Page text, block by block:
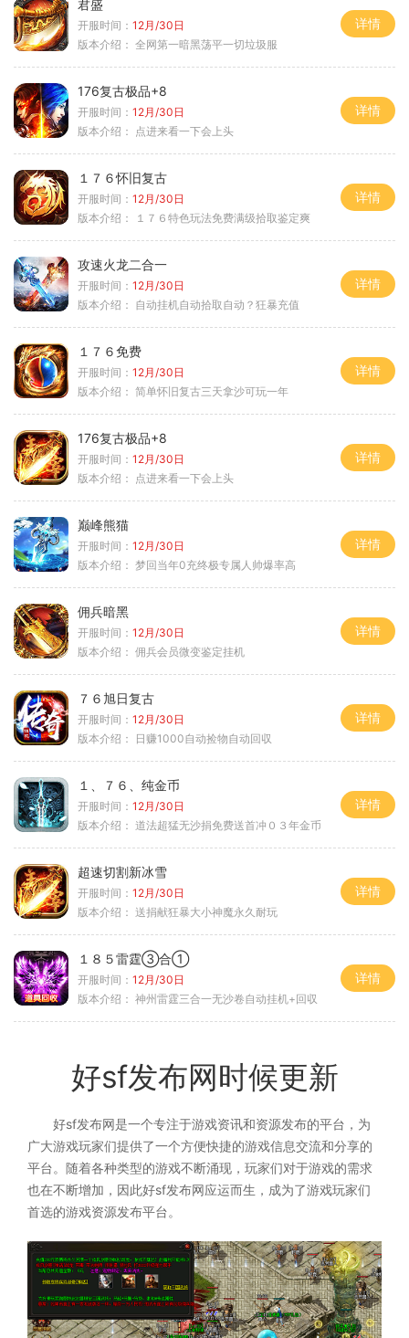
君盛
开服时间： 12月/30日
版本介绍： 全网第一暗黑荡平一切垃圾服
详情
176复古极品+8
开服时间： 12月/30日
版本介绍： 点进来看一下会上头
详情
１７６怀旧复古
开服时间： 12月/30日
版本介绍：
１７６特色玩法免费满级拾取鉴定爽
详情
攻速火龙二合一
开服时间： 12月/30日
版本介绍： 自动挂机自动拾取自动？狂暴充值
详情
１７６免费
开服时间： 12月/30日
版本介绍： 简单怀旧复古三天拿沙可玩一年
详情
176复古极品+8
开服时间： 12月/30日
版本介绍： 点进来看一下会上头
详情
巅峰熊猫
开服时间： 12月/30日
版本介绍： 梦回当年0充终极专属人帅爆率高
详情
佣兵暗黑
开服时间： 12月/30日
版本介绍： 佣兵会员微变鉴定挂机
详情
７６旭日复古
开服时间： 12月/30日
版本介绍：
日赚1000自动捡物自动回収
详情
１、７６、纯金币
开服时间： 12月/30日
版本介绍： 道法超猛无沙捐免费送首冲０３年金币
详情
超速切割新冰雪
开服时间： 12月/30日
版本介绍： 送捐献狂暴大小神魔永久耐玩
详情
１８５雷霆③合①
开服时间： 12月/30日
版本介绍： 神州雷霆三合一无沙卷自动挂机+回収
详情
好sf发布网时候更新
好sf发布网是一个专注于游戏资讯和资源发布的平台，为
广大游戏玩家们提供了一个方便快捷的游戏信息交流和分享的
平台。随着各种类型的游戏不断涌现，玩家们对于游戏的需求
也在不断增加，因此好sf发布网应运而生，成为了游戏玩家们
首选的游戏资源发布平台。